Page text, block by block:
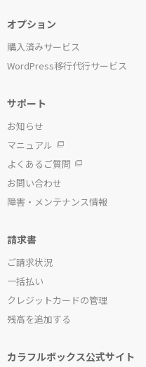
オプション
購入済みサービス
WordPress移行代行サービス
サポート
お知らせ
マニュアル
よくあるご質問
お問い合わせ
障害・メンテナンス情報
請求書
ご請求状況
一括払い
クレジットカードの管理
残高を追加する
カラフルボックス公式サイト